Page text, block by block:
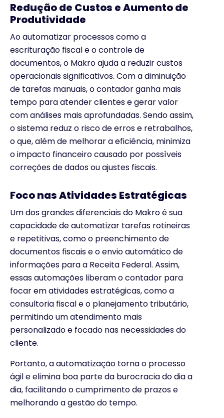
Redução de Custos e Aumento de
Produtividade
Ao automatizar processos como a
escrituração fiscal e o controle de
documentos, o Makro ajuda a reduzir custos
operacionais significativos. Com a diminuição
de tarefas manuais, o contador ganha mais
tempo para atender clientes e gerar valor
com análises mais aprofundadas. Sendo assim,
o sistema reduz o risco de erros e retrabalhos,
o que, além de melhorar a eficiência, minimiza
o impacto financeiro causado por possíveis
correções de dados ou ajustes fiscais.
Foco nas Atividades Estratégicas
Um dos grandes diferenciais do Makro é sua
capacidade de automatizar tarefas rotineiras
e repetitivas, como o preenchimento de
documentos fiscais e o envio automático de
informações para a Receita Federal. Assim,
essas automações liberam o contador para
focar em atividades estratégicas, como a
consultoria fiscal e o planejamento tributário,
permitindo um atendimento mais
personalizado e focado nas necessidades do
cliente.
Portanto, a automatização torna o processo
ágil e elimina boa parte da burocracia do dia a
dia, facilitando o cumprimento de prazos e
melhorando a gestão do tempo.